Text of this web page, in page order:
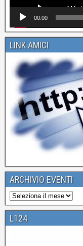
00:00
LINK AMICI
ARCHIVIO EVENTI
L124